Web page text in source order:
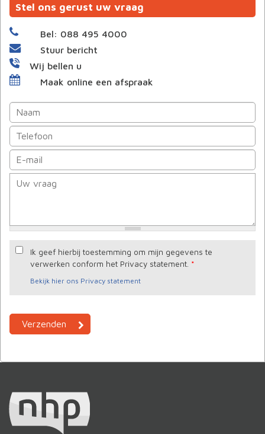
Stel ons gerust uw vraag
Bel: 088 495 4000
Stuur bericht
Wij bellen u
Maak online een afspraak
Ik geef hierbij toestemming om mijn gegevens te
verwerken conform het Privacy statement. *
Bekijk hier ons Privacy statement